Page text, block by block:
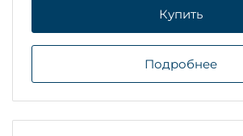
Купить
Подробнее